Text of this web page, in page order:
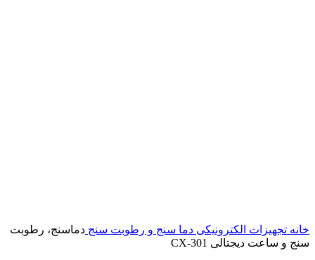
خانه تجهیزات الکترونیکی دما سنج و رطوبت سنج دماسنج، رطوبت
سنج و ساعت دیجتالی CX-301